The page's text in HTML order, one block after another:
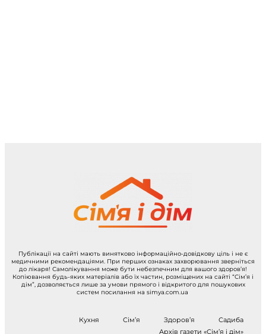
Публікації на сайті мають винятково інформаційно-довідкову ціль і не є
медичними рекомендаціями. При перших ознаках захворювання зверніться
до лікаря! Самолікування може бути небезпечним для вашого здоров’я!
Копіювання будь-яких матеріалів або їх частин, розміщених на сайті “Сім’я і
дім”, дозволяється лише за умови прямого і відкритого для пошукових
систем посилання на simya.com.ua
Кухня Сім’я Здоров’я
Садиба
Архів газети «Сім’я і дім»